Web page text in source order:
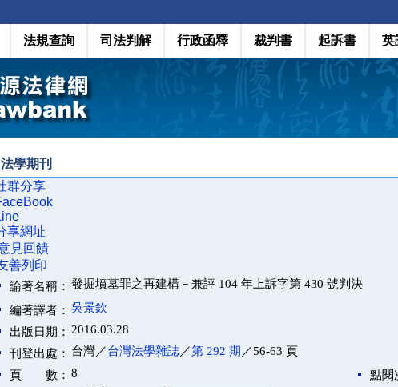
法規查詢 司法判解 行政函釋 裁判書 起訴書 英
法學期刊
群分享
享網址
見回饋
善列印
論著名稱： 發掘墳墓罪之再建構－兼評 104 年上訴字第 430 號判決
編著譯者： 吳景欽
出版日期： 2016.03.28
刊登出處： 台灣／台灣法學雜誌／第 292 期 ／56-63 頁
頁 數： 8 點閱